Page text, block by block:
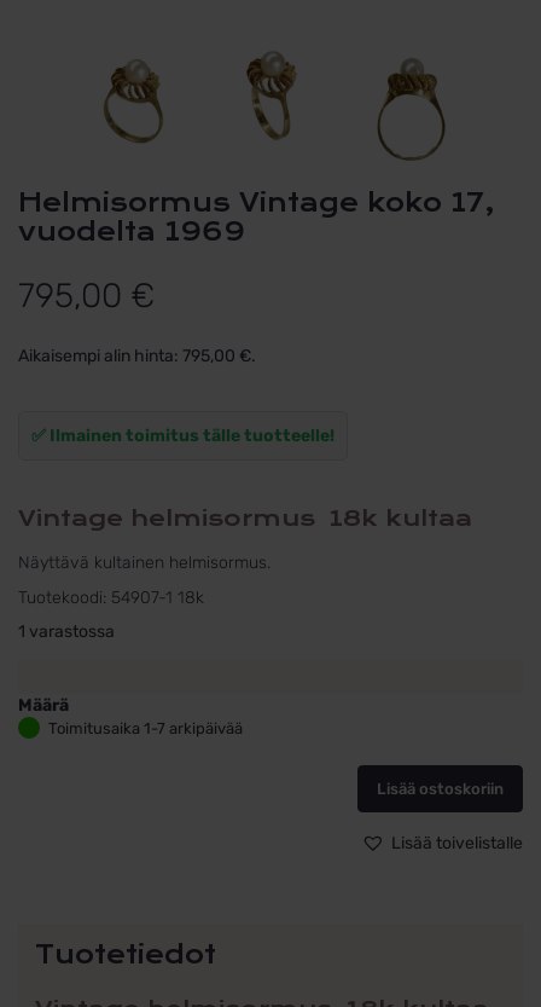
Helmisormus Vintage koko 17,
vuodelta 1969
795,00 €
Aikaisempi alin hinta: 795,00 €.
✅ Ilmainen toimitus tälle tuotteelle!
Vintage helmisormus 18k kultaa
Näyttävä kultainen helmisormus.
Tuotekoodi: 54907-1 18k
1 varastossa
Määrä
Helmisormus
Toimitusaika 1-7 arkipäivää
Lisää ostoskoriin
Lisää toivelistalle
Tuotetiedot